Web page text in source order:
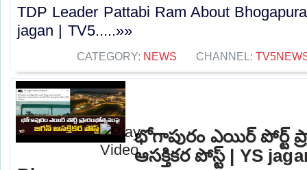
TDP Leader Pattabi Ram About
jagan | TV5.....»»
CATEGORY: NEWS CHANNEL:
భోగాపురం ఎయిర్ పోర్ట్
ఆసక్తికర పోస్ట్ | YS